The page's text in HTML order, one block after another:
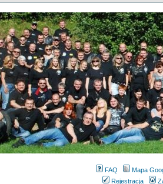
FAQ
Mapa
Rejestracja